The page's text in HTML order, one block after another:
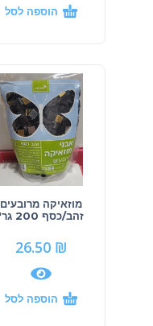
הוספה לסל
מוזאיקה מרובעים
זהב/כסף 200 גר'
26.50 ₪
הוספה לסל